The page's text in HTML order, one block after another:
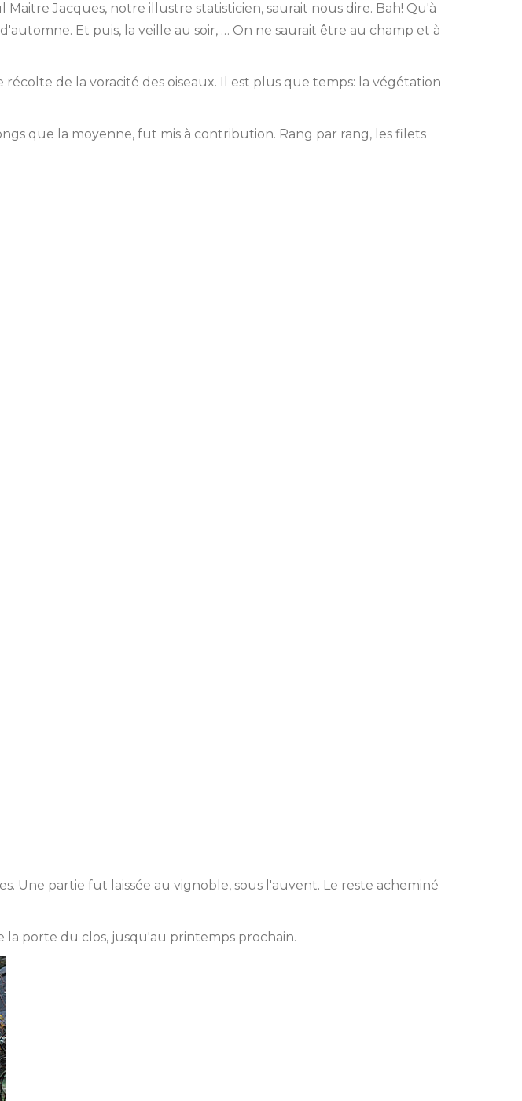
Jacques, notre illustre statisticien, saurait nous dire. Bah! Qu'à
Et puis, la veille au soir, … On ne saurait être au champ et à
de la voracité des oiseaux. Il est plus que temps: la végétation
que la moyenne, fut mis à contribution. Rang par rang, les filets
partie fut laissée au vignoble, sous l'auvent. Le reste acheminé
la porte du clos, jusqu'au printemps prochain.